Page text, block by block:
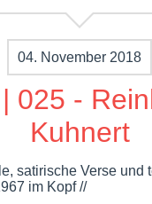
04. November 2018
025 -
Kuhnert
satirische Verse und
im Kopf //